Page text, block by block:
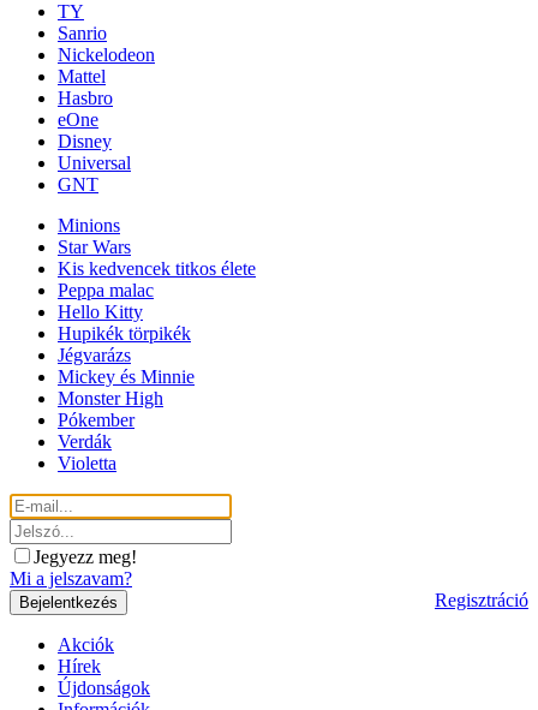
TY
Sanrio
Nickelodeon
Mattel
Hasbro
eOne
Disney
Universal
GNT
Minions
Star Wars
Kis kedvencek titkos élete
Peppa malac
Hello Kitty
Hupikék törpikék
Jégvarázs
Mickey és Minnie
Monster High
Pókember
Verdák
Violetta
Jegyezz meg!
Mi a jelszavam?
Regisztráció
Akciók
Hírek
Újdonságok